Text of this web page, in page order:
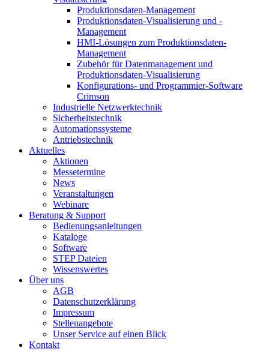
Produktionsdaten-Management
Produktionsdaten-Visualisierung und -
Management
HMI-Lösungen zum Produktionsdaten-
Management
Zubehör für Datenmanagement und
Produktionsdaten-Visualisierung
Konfigurations- und Programmier-Software
Crimson
Industrielle Netzwerktechnik
Sicherheitstechnik
Automationssysteme
Antriebstechnik
Aktuelles
Aktionen
Messetermine
News
Veranstaltungen
Webinare
Beratung & Support
Bedienungsanleitungen
Kataloge
Software
STEP Dateien
Wissenswertes
Über uns
AGB
Datenschutzerklärung
Impressum
Stellenangebote
Unser Service auf einen Blick
Kontakt